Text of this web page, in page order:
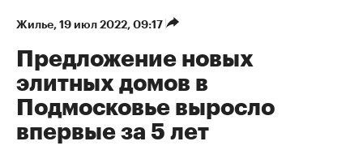
Жилье⁠, 19 июл 2022, 09:17
Предложение новых
элитных домов в
Подмосковье выросло
впервые за 5 лет